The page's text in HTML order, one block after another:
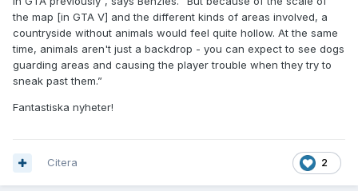
the map [in GTA V] and the different kinds of areas involved, a
countryside without animals would feel quite hollow. At the same
time, animals aren't just a backdrop - you can expect to see dogs
guarding areas and causing the player trouble when they try to
sneak past them.”
Fantastiska nyheter!
2
Citera